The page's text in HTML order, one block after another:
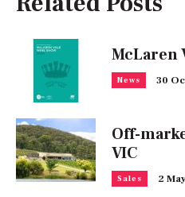
McLaren
News 30
Off-
VIC
Sales 2